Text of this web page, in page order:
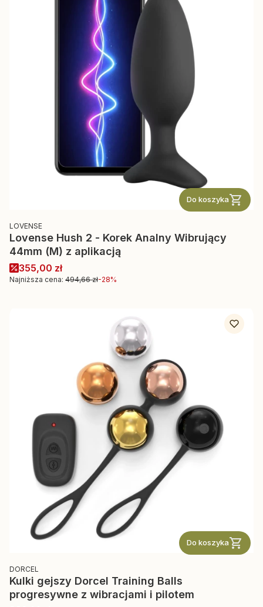
Do koszyka
PRODUCENT
LOVENSE
Lovense Hush 2 - Korek Analny Wibrujący
44mm (M) z aplikacją
Cena promocyjna
355,00 zł
Najniższa cena: 494,66 zł-28%
Do koszyka
PRODUCENT
DORCEL
Kulki gejszy Dorcel Training Balls
progresywne z wibracjami i pilotem